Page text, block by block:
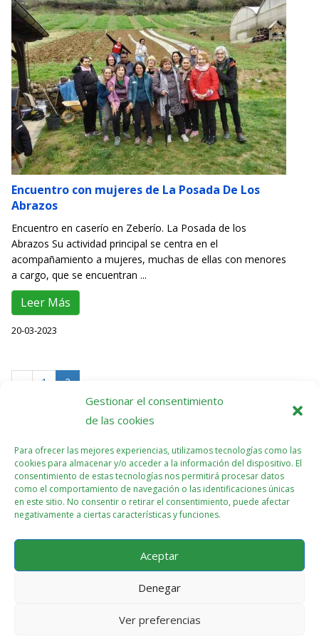
Gestionar el consentimiento
de las cookies
Para ofrecer las mejores experiencias, utilizamos tecnologías como las
cookies para almacenar y/o acceder a la información del dispositivo. El
consentimiento de estas tecnologías nos permitirá procesar datos
como el comportamiento de navegación o las identificaciones únicas
en este sitio. No consentir o retirar el consentimiento, puede afectar
negativamente a ciertas características y funciones.
Aceptar
Denegar
Ver preferencias
Encuentro con mujeres de La Posada De Los
Abrazos
Encuentro en caserío en Zeberío. La Posada de los
Abrazos Su actividad principal se centra en el
acompañamiento a mujeres, muchas de ellas con menores
a cargo, que se encuentran ...
Leer Más
20-03-2023
1 2
Política de cookies (UE)